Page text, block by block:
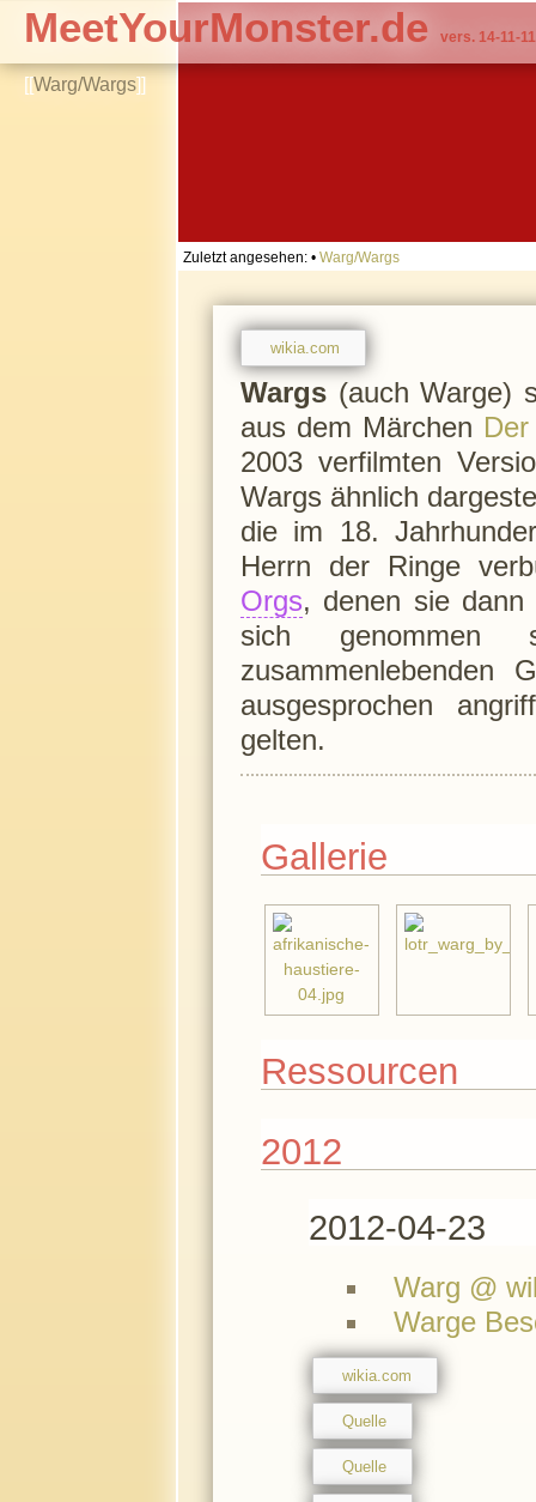
[[Warg/Wargs]]
MeetYourMonster.de vers. 14-11-11
Zuletzt angesehen: • Warg/Wargs
wikia.com
Wargs(auch Warge)
aus dem Märchen
2003 verfilmten
Wargs ähnlich
die im 18.
Herrn der Ringe
Orgs, denen sie
sich
ausgesprochen
gelten.
Gallerie
Ressourcen
2012
2012-04-23
Warg @
Warge
wikia.com
Quelle
Quelle